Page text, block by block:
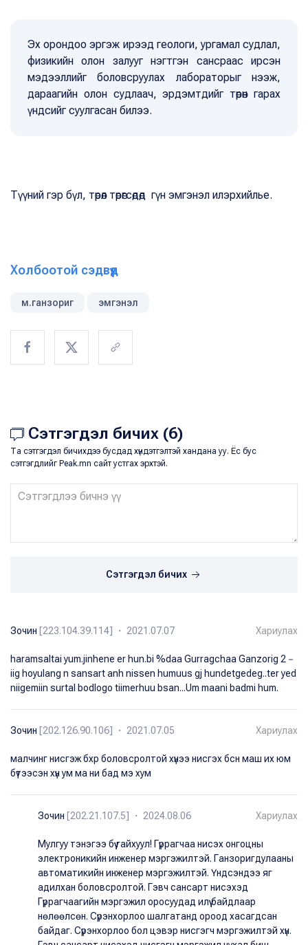
Эх орондоо эргэж ирээд геологи, ургамал судлал,
физикийн олон залууг нэгтгэн сансраас ирсэн
мэдээллийг боловсруулах лабораторыг нээж,
дараагийн олон судлаач, эрдэмтдийг төрөн гарах
үндсийг суулгасан билээ.
Түүний гэр бүл, төрөл төрөгсөдөд гүн эмгэнэл илэрхийлье.
Холбоотой сэдвүүд
м.ганзориг эмгэнэл
Сэтгэгдэл бичих (6)
Та сэтгэгдэл бичихдээ бусдад хүндэтгэлтэй хандана уу. Ёс бус
сэтгэгдлийг Peak.mn сайт устгах эрхтэй.
Сэтгэгдэл бичих
Зочин [223.104.39.114] ・ 2021.07.07 Хариулах
haramsaltai yum.jinhene er hun.bi %daa Gurragchaa Ganzorig 2－
iig hoyulang n sansart anh nissen humuus gj hundetgedeg..ter yed
niigemiin surtal bodlogo tiimerhuu bsan...Um maani badmi hum.
Зочин [202.126.90.106] ・ 2021.07.05 Хариулах
малчинг нисгэж бхр боловсролтой хүнээ нисгэх бсн маш их юм
бүтээсэн хүн ум ма ни бад мэ хум
Зочин [202.21.107.5] ・ 2024.08.06 Хариулах
Мулгуу тэнэгээ бүү гайхуул! Гүррагчаа нисэх онгоцны
электроникийн инженер мэргэжилтэй. Ганзоригдулааны
автоматикийн инженер мэргэжилтэй. Үндсэндээ яг
адилхан боловсролтой. Гэвч сансарт нисэхэд
Гүррагчаагийн мэргэжил оросуудад илүү байдлаар
нөлөөлсөн. Сүрэнхорлоо шалгатанд ороод хасагдсан
байдаг. Сүрэнхорлоо бол цэвэр нисгэгч мэргэжилтэй хүн.